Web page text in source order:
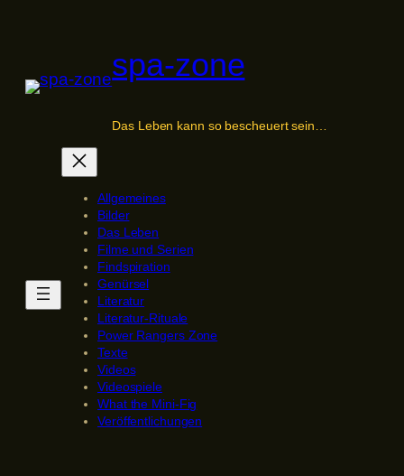
spa-zone
Das Leben kann so bescheuert sein…
Allgemeines
Bilder
Das Leben
Filme und Serien
Findspiration
Genürsel
Literatur
Literatur-Rituale
Power Rangers Zone
Texte
Videos
Videospiele
What the Mini-Fig
Veröffentlichungen